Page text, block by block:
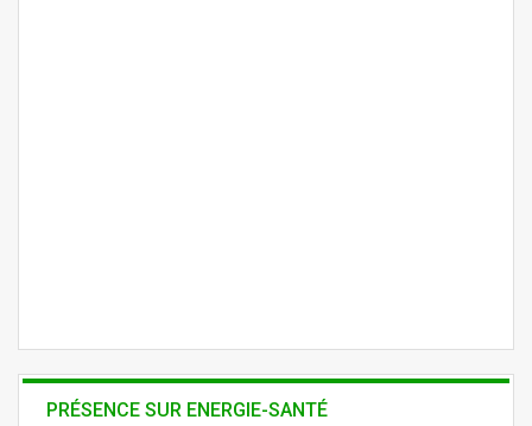
PRÉSENCE SUR ENERGIE-SANTÉ